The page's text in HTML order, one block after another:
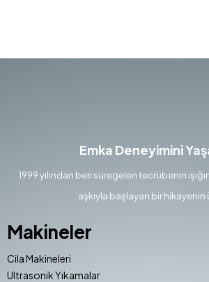
Emka Deneyimini
1999 yılından beri süregelen tecrübenin
aşkıyla başlayan bir hikayenin
Makineler
Cila Makineleri
Ultrasonik Yıkamalar